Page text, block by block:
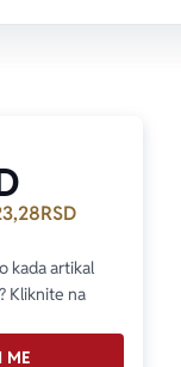
RSD
kada artikal
Kliknite na
ME